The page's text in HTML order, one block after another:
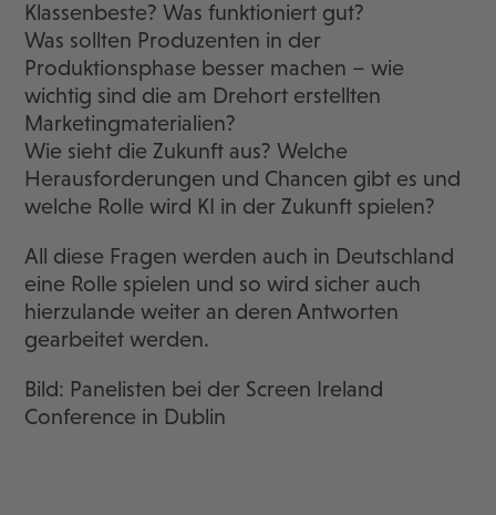
Klassenbeste? Was funktioniert gut?
Was sollten Produzenten in der
Produktionsphase besser machen – wie
wichtig sind die am Drehort erstellten
Marketingmaterialien?
Wie sieht die Zukunft aus? Welche
Herausforderungen und Chancen gibt es und
welche Rolle wird KI in der Zukunft spielen?
All diese Fragen werden auch in Deutschland
eine Rolle spielen und so wird sicher auch
hierzulande weiter an deren Antworten
gearbeitet werden.
Bild: Panelisten bei der Screen Ireland
Conference in Dublin